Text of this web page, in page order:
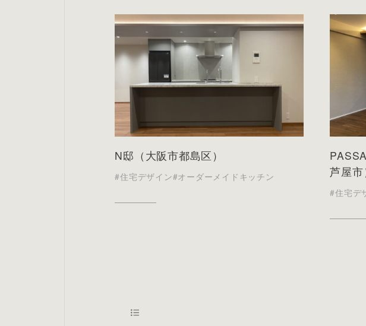
N邸（大阪市都島区）
#住宅デザイン#オーダーメイドキッチン
芦屋市
#住宅デ